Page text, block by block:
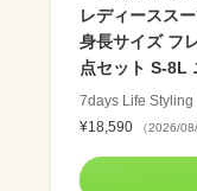
レディースス
身長サイズ フ
点セット S-8L
7days Life Styling
¥18,590
（2026/